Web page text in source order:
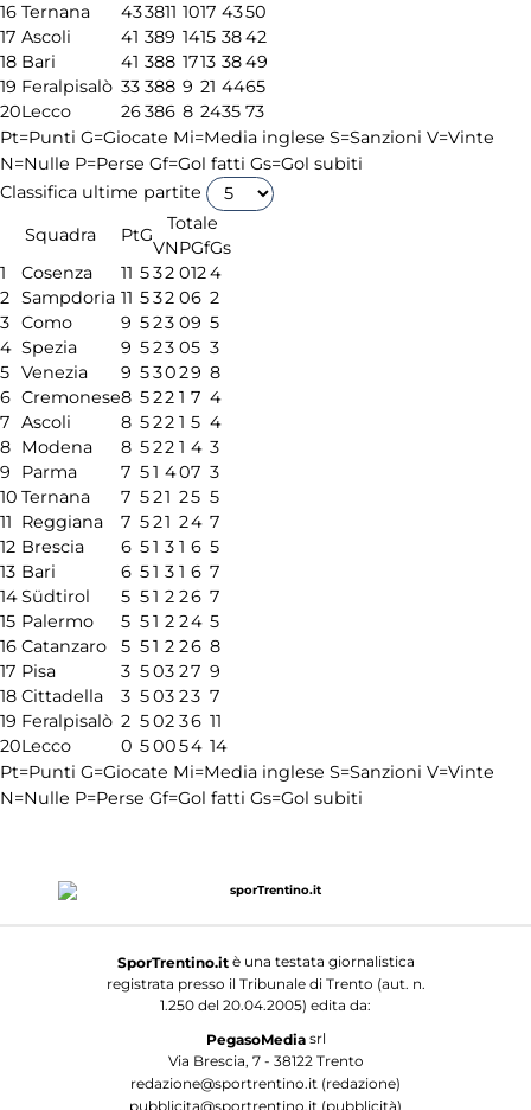
16 Ternana 433811 1017 4350
17 Ascoli 41 389 1415 3842
18 Bari 41 388 1713 3849
19 Feralpisalò 33 388 9 21 4465
20Lecco 26386 8 2435 73
Pt=Punti G=Giocate Mi=Media inglese S=Sanzioni V=Vinte
N=Nulle P=Perse Gf=Gol fatti Gs=Gol subiti
Classifica ultime partite
Squadra
PtG
Totale
VNPGfGs
1
Cosenza 11 532 0124
2 Sampdoria 11 532 06 2
3 Como 9 523 09 5
4 Spezia 9 523 05 3
5 Venezia 9 53029 8
6 Cremonese8 522 1 7 4
7 Ascoli 8 522 1 5 4
8 Modena 8 522 1 4 3
9
Parma 7 51 407 3
10 Ternana 7 521 25 5
11 Reggiana 7 521 24 7
12 Brescia 6 51 3 1 6 5
13 Bari 6 51 3 1 6 7
14Südtirol 5 51 2 26 7
15 Palermo 5 51 2 24 5
16 Catanzaro 5 51 2 26 8
17 Pisa 3 503 27 9
18 Cittadella 3 503 23 7
19 Feralpisalò 2 502 36 11
20Lecco 0 50054 14
Pt=Punti G=Giocate Mi=Media inglese S=Sanzioni V=Vinte
N=Nulle P=Perse Gf=Gol fatti Gs=Gol subiti
SporTrentino.itè una testata giornalistica
registrata presso il Tribunale di Trento (aut. n.
1.250 del 20.04.2005) edita da:
PegasoMediasrl
Via Brescia, 7 - 38122 Trento
redazione@sportrentino.it (redazione)
pubblicita@sportrentino.it (pubblicità)